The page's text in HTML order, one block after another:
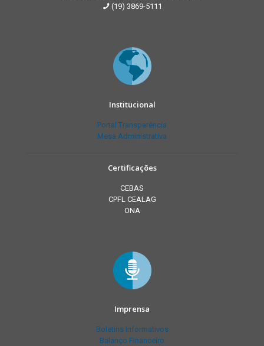
(19) 3869-5111
Institucional
Portal Transparência
Mesa Administrativa
Certificações
CEBAS
CPFL CEALAG
ONA
Imprensa
Boletins Informativos
Balanço Financeiro